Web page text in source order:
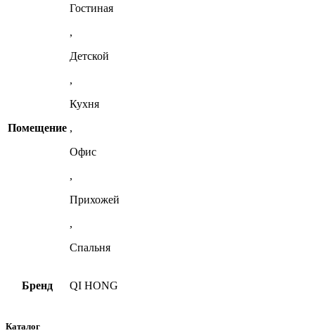
Помещение
Гостиная
,
Детской
,
Кухня
,
Офис
,
Прихожей
,
Спальня
Бренд QI HONG
Каталог